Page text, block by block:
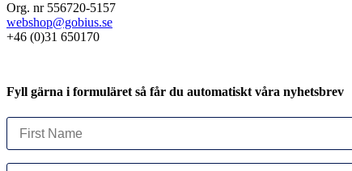
Org. nr 556720-5157
webshop@gobius.se
+46 (0)31 650170
Fyll gärna i formuläret så får du automatiskt våra nyhetsbrev